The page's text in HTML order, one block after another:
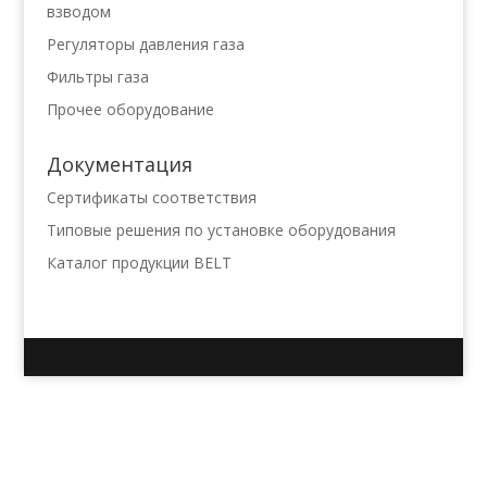
взводом
Регуляторы давления газа
Фильтры газа
Прочее оборудование
Документация
Сертификаты соответствия
Типовые решения по установке оборудования
Каталог продукции BELT